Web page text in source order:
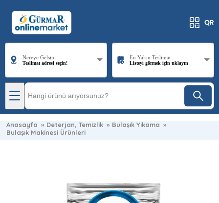
Nereye Gelsin
Teslimat adresi seçin!
En Yakın Teslimat
Listeyi görmek için tıklayın
Anasayfa » Deterjan, Temizlik » Bulaşık Yıkama »
Bulaşık Makinesi Ürünleri